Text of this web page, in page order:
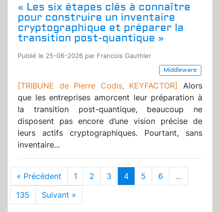
« Les six étapes clés à connaître
pour construire un inventaire
cryptographique et préparer la
transition post-quantique »
Publié le 25-06-2026 par Francois Gauthier
Middleware
[TRIBUNE de Pierre Codis, KEYFACTOR] Alors
que les entreprises amorcent leur préparation à
la transition post-quantique, beaucoup ne
disposent pas encore d’une vision précise de
leurs actifs cryptographiques. Pourtant, sans
inventaire...
« Précédent 1 2 3 4 5 6
…
135
Suivant »